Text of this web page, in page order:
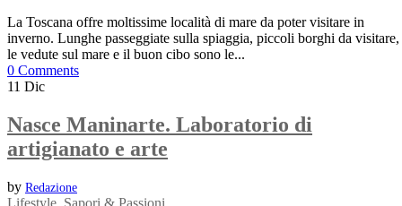
La Toscana offre moltissime località di mare da poter visitare in
inverno. Lunghe passeggiate sulla spiaggia, piccoli borghi da visitare,
le vedute sul mare e il buon cibo sono le...
0 Comments
11 Dic
Nasce Maninarte. Laboratorio di
artigianato e arte
by Redazione
Lifestyle Sapori & Passioni